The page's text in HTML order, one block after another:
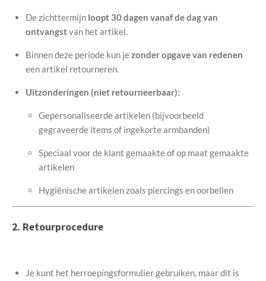
De zichttermijn loopt 30 dagen vanaf de dag van
ontvangstvan het artikel.
Binnen deze periode kun jezonder opgave van redenen
een artikel retourneren.
Uitzonderingen (niet retourneerbaar):
Gepersonaliseerde artikelen (bijvoorbeeld
gegraveerde items of ingekorte armbanden)
Speciaal voor de klant gemaakte of op maat gemaakte
artikelen
Hygiënische artikelen zoals piercings en oorbellen
2. Retourprocedure
Je kunt het herroepingsformulier gebruiken, maar dit is